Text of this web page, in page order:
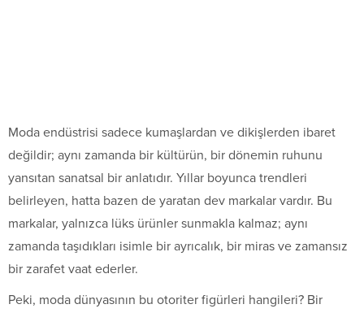
Moda endüstrisi sadece kumaşlardan ve dikişlerden ibaret
değildir; aynı zamanda bir kültürün, bir dönemin ruhunu
yansıtan sanatsal bir anlatıdır. Yıllar boyunca trendleri
belirleyen, hatta bazen de yaratan dev markalar vardır. Bu
markalar, yalnızca lüks ürünler sunmakla kalmaz; aynı
zamanda taşıdıkları isimle bir ayrıcalık, bir miras ve zamansız
bir zarafet vaat ederler.
Peki, moda dünyasının bu otoriter figürleri hangileri? Bir